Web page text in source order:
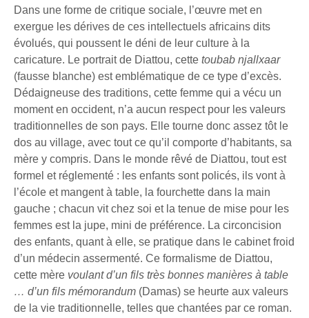
Dans une forme de critique sociale, l’œuvre met en
exergue les dérives de ces intellectuels africains dits
évolués, qui poussent le déni de leur culture à la
caricature. Le portrait de Diattou, cette toubab njallxaar
(fausse blanche) est emblématique de ce type d’excès.
Dédaigneuse des traditions, cette femme qui a vécu un
moment en occident, n’a aucun respect pour les valeurs
traditionnelles de son pays. Elle tourne donc assez tôt le
dos au village, avec tout ce qu’il comporte d’habitants, sa
mère y compris. Dans le monde rêvé de Diattou, tout est
formel et réglementé : les enfants sont policés, ils vont à
l’école et mangent à table, la fourchette dans la main
gauche ; chacun vit chez soi et la tenue de mise pour les
femmes est la jupe, mini de préférence. La circoncision
des enfants, quant à elle, se pratique dans le cabinet froid
d’un médecin assermenté. Ce formalisme de Diattou,
cette mère voulant d’un fils très bonnes manières à table
… d’un fils mémorandum (Damas) se heurte aux valeurs
de la vie traditionnelle, telles que chantées par ce roman.